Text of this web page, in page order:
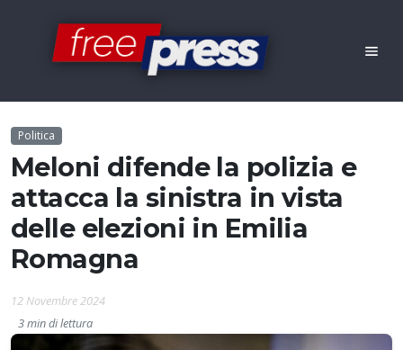
Politica
Meloni difende la polizia e
attacca la sinistra in vista
delle elezioni in Emilia
Romagna
12 Novembre 2024
3 min di lettura